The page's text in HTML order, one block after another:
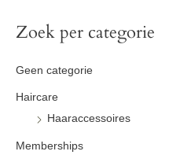
Zoek per categorie
Geen categorie
Haircare
Haaraccessoires
Memberships